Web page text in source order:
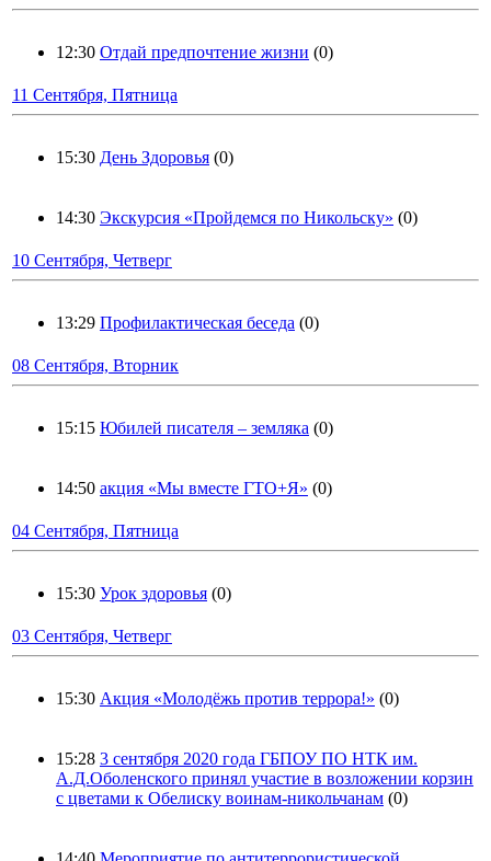
12:30 Отдай предпочтение жизни (0)
11 Сентября, Пятница
15:30 День Здоровья (0)
14:30 Экскурсия «Пройдемся по Никольску» (0)
10 Сентября, Четверг
13:29 Профилактическая беседа (0)
08 Сентября, Вторник
15:15 Юбилей писателя – земляка (0)
14:50 акция «Мы вместе ГТО+Я» (0)
04 Сентября, Пятница
15:30 Урок здоровья (0)
03 Сентября, Четверг
15:30 Акция «Молодёжь против террора!» (0)
15:28 3 сентября 2020 года ГБПОУ ПО НТК им.
А.Д.Оболенского принял участие в возложении корзин
с цветами к Обелиску воинам-никольчанам (0)